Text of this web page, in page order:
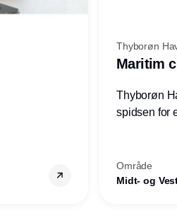
Thyborøn
Maritim
Thyborøn
spidsen for
Område
Midt- og